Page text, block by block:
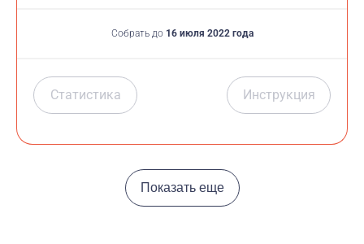
Собрать до 16 июля 2022 года
Статистика Инструкция
Показать еще